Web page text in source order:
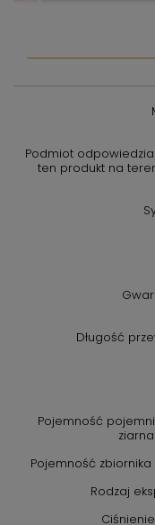
Ekspres do kawy
Oferujemy ekspres
Piano Black, który nie
Najważniejsze cechy
Wysokiej jakości
technologii
intensywnym
Elegancki
wpasuje się w
Prostota
klasycznych kaw
cappuccino, w
Trwałość i
wytrzymałości
będzie Ci służyć
Podmiot
ten produkt na
Długość
Pojemność
Pojemność
Rodzaj